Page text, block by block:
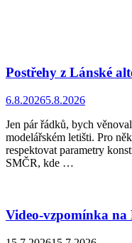
Postřehy z Lánské
6.8.20265.8.2026
Jen pár řádků, bych
modelářském letišti. Pro
respektovat parametry
SMČR, kde …
Video-vzpomínka